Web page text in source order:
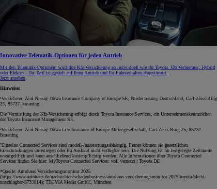
Innovative Telematik-Optionen für jeden Antrieb
Mit den Telematik-Optionen¹ wird Ihre Kfz‑Versicherung so individuell wie Ihr Toyota. Ob Verbrenner, Hybrid
oder Elektro – Ihr Tarif ist gezielt auf Ihren Antrieb und Ihr Fahrverhalten abgestimmt.
Jetzt ansehen
Hinweise:
¹Versicherer: Aioi Nissay Dowa Insurance Company of Europe SE, Niederlassung Deutschland, Carl-Zeiss-Ring
25, 85737 Ismaning
Die Vermittlung der Kfz-Versicherung erfolgt durch Toyota Insurance Services, ein Unternehmenskennzeichen
der Toyota Insurance Management SE.
²Versicherer: Aioi Nissay Dowa Life Insurance of Europe Aktiengesellschaft, Carl-Zeiss-Ring 25, 85737
Ismaning
³Einzelne Connected Services sind modell-/ausstattungsabhängig. Ferner können sie gesetzlichen
Einschränkungen unterliegen oder im Ausland nicht verfügbar sein. Die Nutzung ist für festgelegte Zeiträume
unentgeltlich und kann anschließend kostenpflichtig werden. Alle Informationen über Toyota Connected
Services finden Sie hier: MyToyota Connected Services: voll vernetzt | Toyota DE
*Quelle: Autohaus Versicherungsmonitor 2025
(https://www.autohaus.de/nachrichten/schadenbusiness/autohaus-versicherungsmonitor-2025-toyota-bleibt-
unschlagbar-3733014); TECVIA Media GmbH, München